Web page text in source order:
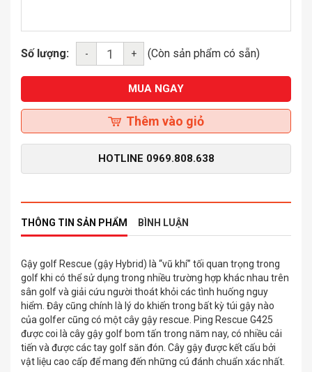
Số lượng: - + (Còn sản phẩm có sẵn)
MUA NGAY
Thêm vào giỏ
HOTLINE 0969.808.638
THÔNG TIN SẢN PHẨM BÌNH LUẬN
Gậy golf Rescue (gậy Hybrid) là “vũ khí” tối quan trọng trong
golf khi có thể sử dụng trong nhiều trường hợp khác nhau trên
sân golf và giải cứu người thoát khỏi các tình huống nguy
hiểm. Đây cũng chính là lý do khiến trong bất kỳ túi gậy nào
của golfer cũng có một cây gậy rescue. Ping Rescue G425
được coi là cây gậy golf bom tấn trong năm nay, có nhiều cải
tiến và được các tay golf săn đón. Cây gậy được kết cấu bởi
vật liệu cao cấp để mang đến những cú đánh chuẩn xác nhất.